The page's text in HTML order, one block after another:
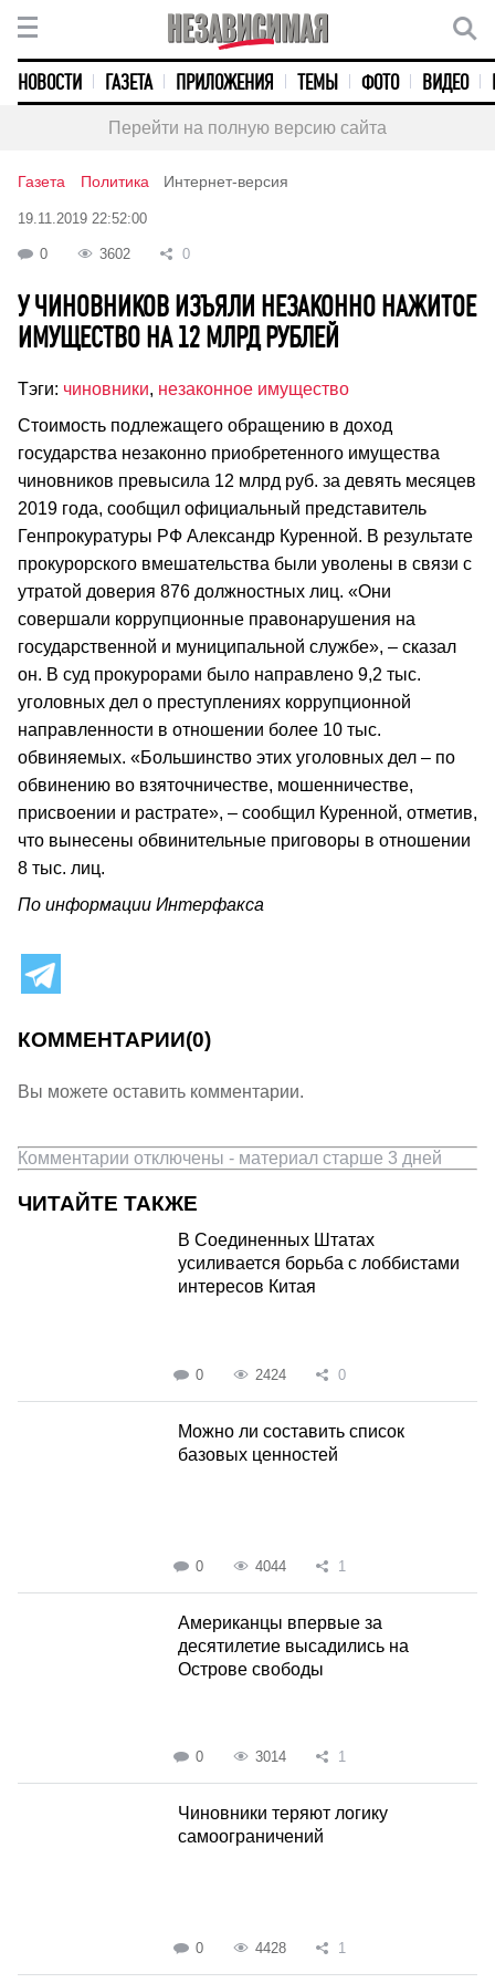
НОВОСТИ ГАЗЕТА ПРИЛОЖЕНИЯ ТЕМЫ ФОТО ВИДЕО
Перейти на полную версию сайта
Газета Политика Интернет-версия
19.11.2019 22:52:00
0 3602 0
У ЧИНОВНИКОВ ИЗЪЯЛИ НЕЗАКОННО НАЖИТОЕ
ИМУЩЕСТВО НА 12 МЛРД РУБЛЕЙ
Тэги: чиновники, незаконное имущество
Стоимость подлежащего обращению в доход
государства незаконно приобретенного имущества
чиновников превысила 12 млрд руб. за девять месяцев
2019 года, сообщил официальный представитель
Генпрокуратуры РФ Александр Куренной. В результате
прокурорского вмешательства были уволены в связи с
утратой доверия 876 должностных лиц. «Они
совершали коррупционные правонарушения на
государственной и муниципальной службе», – сказал
он. В суд прокурорами было направлено 9,2 тыс.
уголовных дел о преступлениях коррупционной
направленности в отношении более 10 тыс.
обвиняемых. «Большинство этих уголовных дел – по
обвинению во взяточничестве, мошенничестве,
присвоении и растрате», – сообщил Куренной, отметив,
что вынесены обвинительные приговоры в отношении
8 тыс. лиц.
По информации Интерфакса
КОММЕНТАРИИ(0)
Вы можете оставить комментарии.
Комментарии отключены - материал старше 3 дней
ЧИТАЙТЕ ТАКЖЕ
В Соединенных Штатах
усиливается борьба с лоббистами
интересов Китая
0 2424 0
Можно ли составить список
базовых ценностей
0 4044 1
Американцы впервые за
десятилетие высадились на
Острове свободы
0 3014 1
Чиновники теряют логику
самоограничений
0 4428 1